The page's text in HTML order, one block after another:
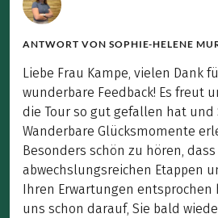
ANTWORT VON SOPHIE-HELENE
Liebe Frau Kampe, vielen Dank
wunderbare Feedback! Es freut
die Tour so gut gefallen hat und
Wanderbare Glücksmomente
Besonders schön zu hören,
abwechslungsreichen Etappen
Ihren Erwartungen entsprochen
uns schon darauf, Sie bald